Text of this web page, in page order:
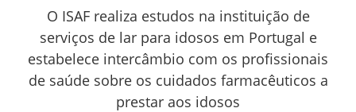
O ISAF realiza estudos na instituição de
serviços de lar para idosos em Portugal e
estabelece intercâmbio com os profissionais
de saúde sobre os cuidados farmacêuticos a
prestar aos idosos